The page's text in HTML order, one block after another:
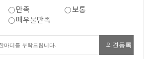
만족
보통
매우불만족